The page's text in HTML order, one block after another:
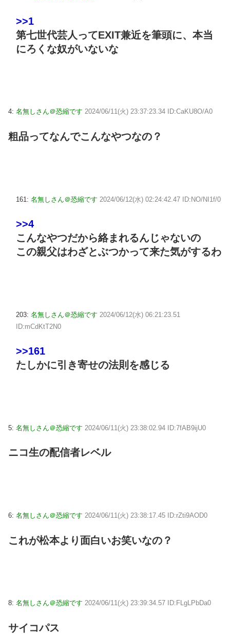
>>1
第七世代芸人ってEXIT兼近を筆頭に、本当
にろくな奴がいないな
4: 名無しさん＠恐縮です 2024/06/11(火) 23:37:23.34 ID:CaKU8O/A0
粗品ってなんでこんなやつなの？
161: 名無しさん＠恐縮です 2024/06/12(水) 02:24:42.47 ID:NO/NI1f/0
>>4
こんなやつだから絡まれるんじゃないの
この親父はわざとぶつかって来た気がするわ
203: 名無しさん＠恐縮です 2024/06/12(水) 06:21:23.51
ID:mCdKtT2N0
>>161
たしかに引き寄せの法則を感じる
5: 名無しさん＠恐縮です 2024/06/11(火) 23:38:02.94 ID:7fAB9ijU0
ニコ生の配信者レベル
6: 名無しさん＠恐縮です 2024/06/11(火) 23:38:17.45 ID:rZti9AOD0
これが松本より面白いお笑いなの？
8: 名無しさん＠恐縮です 2024/06/11(火) 23:39:34.57 ID:FLgLPbDa0
サイコパス